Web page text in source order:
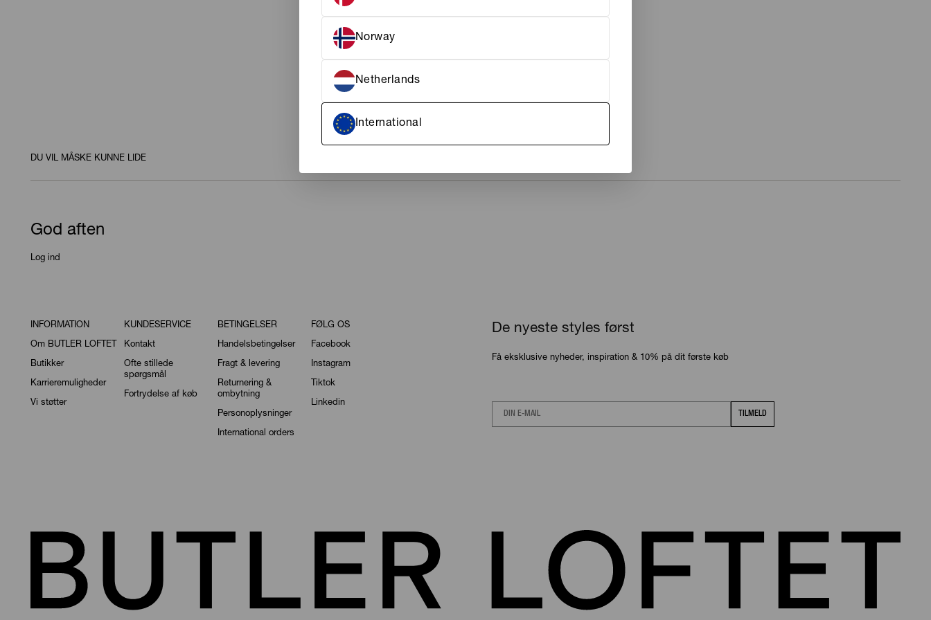
Norway
Netherlands
International
DU VIL MÅSKE KUNNE LIDE
God aften
Log ind
De nyeste styles først
Få eksklusive nyheder, inspiration & 10% på dit første køb
Email
TILMELD
INFORMATION
Om BUTLER LOFTET
Butikker
Karrieremuligheder
Vi støtter
KUNDESERVICE
Kontakt
Ofte stillede
spørgsmål
Fortrydelse af køb
BETINGELSER
Handelsbetingelser
Fragt & levering
Returnering &
ombytning
Personoplysninger
International orders
FØLG OS
Facebook
Instagram
Tiktok
Linkedin